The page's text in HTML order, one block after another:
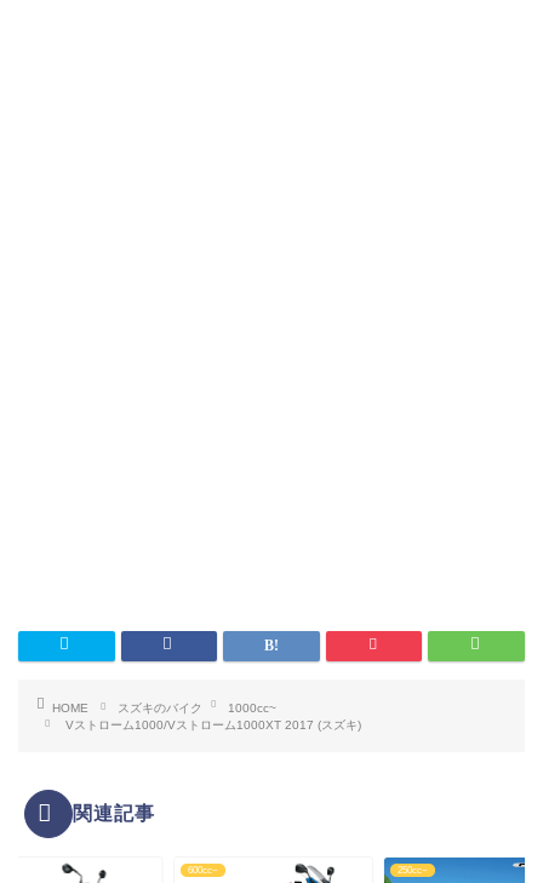
HOME スズキのバイク
1000cc~
Vストローム1000/Vストローム1000XT 2017 (スズキ)
関連記事
600cc~ 250cc~